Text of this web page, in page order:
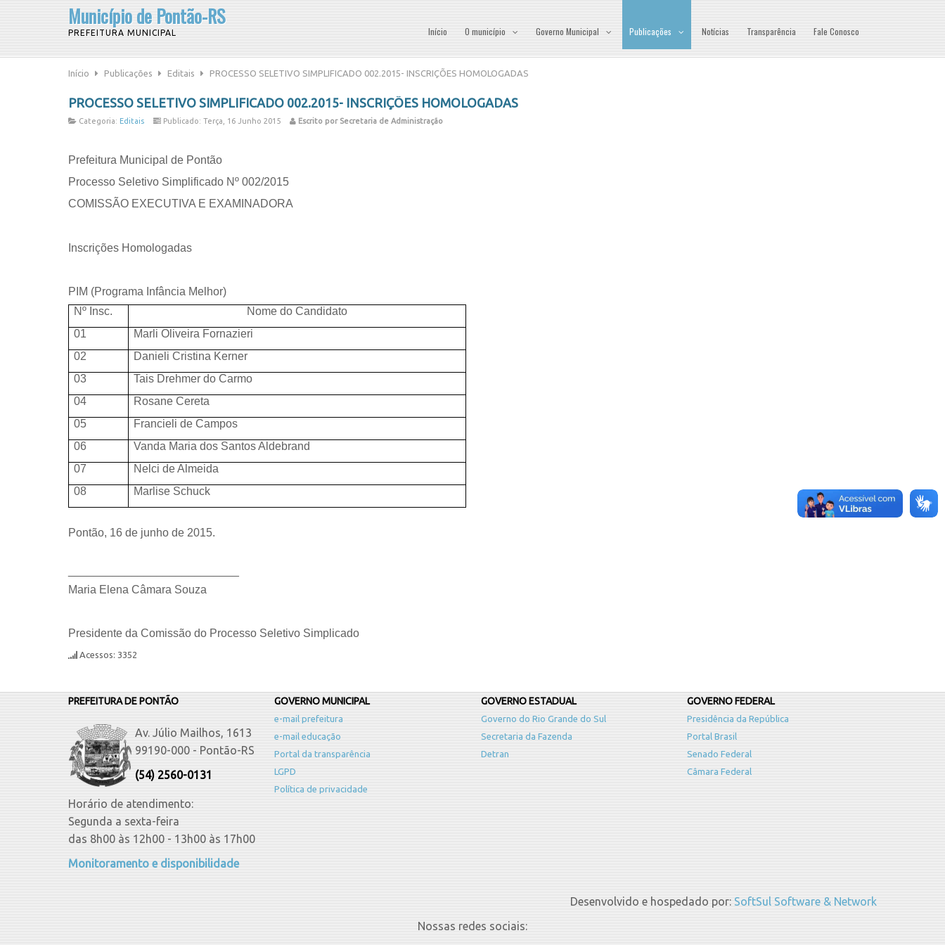
Município de Pontão-RS
PREFEITURA MUNICIPAL Início O município Governo Municipal Publicações Notícias Transparência Fale Conosco
Início Publicações Editais PROCESSO SELETIVO SIMPLIFICADO 002.2015- INSCRIÇÕES HOMOLOGADAS
PROCESSO SELETIVO SIMPLIFICADO 002.2015- INSCRIÇÕES HOMOLOGADAS
Categoria: Editais Publicado: Terça, 16 Junho 2015 Escrito por Secretaria de Administração
Prefeitura Municipal de Pontão
Processo Seletivo Simplificado Nº 002/2015
COMISSÃO EXECUTIVA E EXAMINADORA
Inscrições Homologadas
PIM (Programa Infância Melhor)
Nº Insc.
Nome do Candidato
01
Marli Oliveira Fornazieri
02
Danieli Cristina Kerner
03
Tais Drehmer do Carmo
04
Rosane Cereta
05
Francieli de Campos
06
Vanda Maria dos Santos Aldebrand
07
Nelci de Almeida
08
Marlise Schuck
Pontão, 16 de junho de 2015.
Maria Elena Câmara Souza
Presidente da Comissão do Processo Seletivo Simplicado
Acessos: 3352
PREFEITURA DE PONTÃO
Av. Júlio Mailhos, 1613
99190-000 - Pontão-RS
(54) 2560-0131
Horário de atendimento:
Segunda a sexta-feira
das 8h00 às 12h00 - 13h00 às 17h00
Monitoramento e disponibilidade
GOVERNO MUNICIPAL
e-mail prefeitura
e-mail educação
Portal da transparência
LGPD
Política de privacidade
GOVERNO ESTADUAL
Governo do Rio Grande do Sul
Secretaria da Fazenda
Detran
GOVERNO FEDERAL
Presidência da República
Portal Brasil
Senado Federal
Câmara Federal
Desenvolvido e hospedado por: SoftSul Software & Network
Nossas redes sociais: